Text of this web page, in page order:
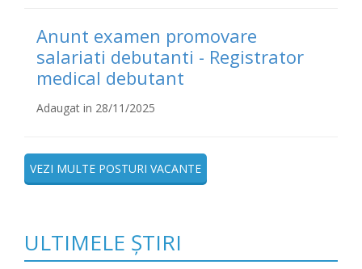
Anunt examen promovare
salariati debutanti - Registrator
medical debutant
Adaugat in 28/11/2025
VEZI MULTE POSTURI VACANTE
ULTIMELE ȘTIRI